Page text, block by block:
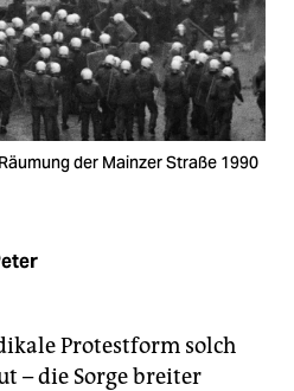
der Mainzer Straße 1990
Protestform solch
– die Sorge breiter